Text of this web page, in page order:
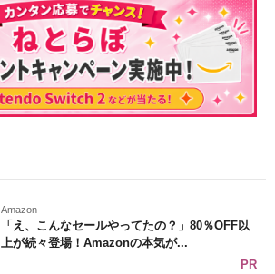
Amazon
「え、こんなセールやってたの？」80％OFF以
上が続々登場！Amazonの本気が...
PR